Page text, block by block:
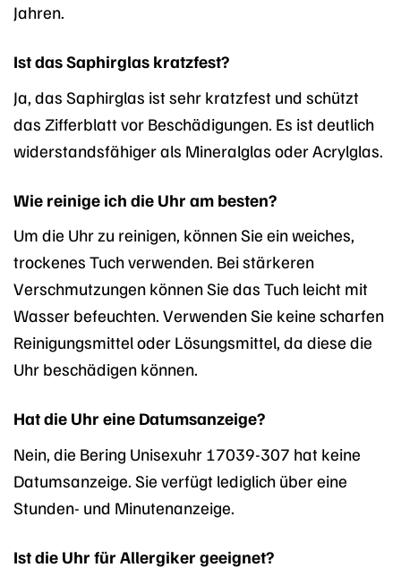
Jahren.
Ist das Saphirglas kratzfest?
Ja, das Saphirglas ist sehr kratzfest und schützt
das Zifferblatt vor Beschädigungen. Es ist deutlich
widerstandsfähiger als Mineralglas oder Acrylglas.
Wie reinige ich die Uhr am besten?
Um die Uhr zu reinigen, können Sie ein weiches,
trockenes Tuch verwenden. Bei stärkeren
Verschmutzungen können Sie das Tuch leicht mit
Wasser befeuchten. Verwenden Sie keine scharfen
Reinigungsmittel oder Lösungsmittel, da diese die
Uhr beschädigen können.
Hat die Uhr eine Datumsanzeige?
Nein, die Bering Unisexuhr 17039-307 hat keine
Datumsanzeige. Sie verfügt lediglich über eine
Stunden- und Minutenanzeige.
Ist die Uhr für Allergiker geeignet?